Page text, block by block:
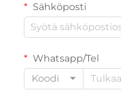
Sähköposti
Whatsapp/Tel
Koodi